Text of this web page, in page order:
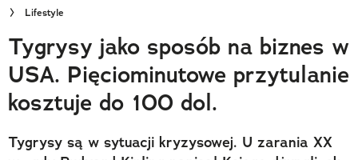
Wielki Konkurs Fotograficzny
Trendbook Podróżniczy
Polecane
Lifestyle
Tygrysy jako sposób na biznes w
USA. Pięciominutowe przytulanie
kosztuje do 100 dol.
Tygrysy są w sytuacji kryzysowej. U zarania XX